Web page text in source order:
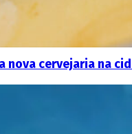
nova cervejaria na